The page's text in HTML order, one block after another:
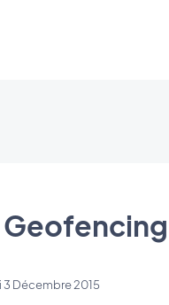
Geofencing
3 Décembre 2015